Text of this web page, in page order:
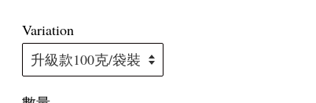
Variation